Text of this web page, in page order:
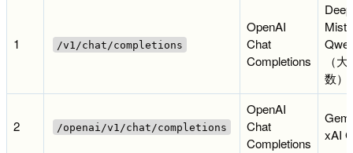
1 /v1/chat/completions
OpenAI
Chat
Completions
（
数）
2 /openai/v1/chat/completions
OpenAI
Chat
Completions
xAI